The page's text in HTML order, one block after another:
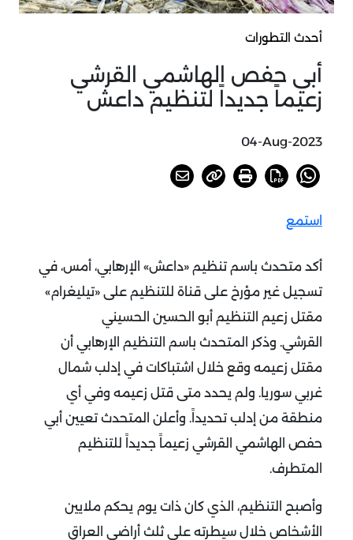
أحدث التطورات
أبي حفص الهاشمي القرشي
زعيماً جديداً لتنظيم داعش
04-Aug-2023
استمع
أكد متحدث باسم تنظيم «داعش» الإرهابي، أمس، في
تسجيل غير مؤرخ على قناة للتنظيم على «تيليغرام»
مقتل زعيم التنظيم أبو الحسين الحسيني
القرشي. وذكر المتحدث باسم التنظيم الإرهابي أن
مقتل زعيمه وقع خلال اشتباكات في إدلب شمال
غربي سوريا. ولم يحدد متى قتل زعيمه وفي أي
منطقة من إدلب تحديداً. وأعلن المتحدث تعيين أبي
حفص الهاشمي القرشي زعيماً جديداً للتنظيم
المتطرف.
وأصبح التنظيم، الذي كان ذات يوم يحكم ملايين
الأشخاص خلال سيطرته على ثلث أراضي العراق